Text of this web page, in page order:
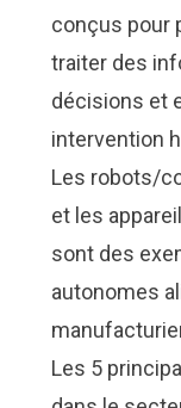
conçus pour
traiter des
décisions et
intervention
Les robots/
et les
sont des
autonomes
Les 5